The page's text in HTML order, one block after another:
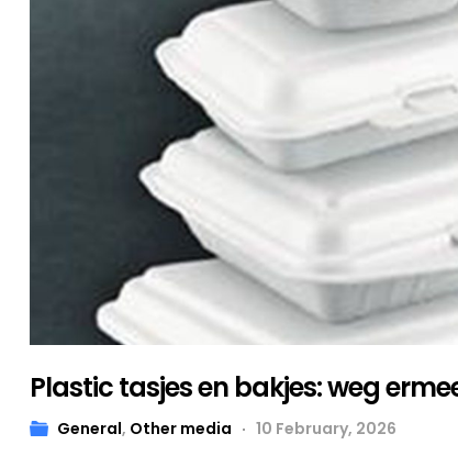
Plastic tasjes en bakjes: weg
General, Other media 10 February, 2026